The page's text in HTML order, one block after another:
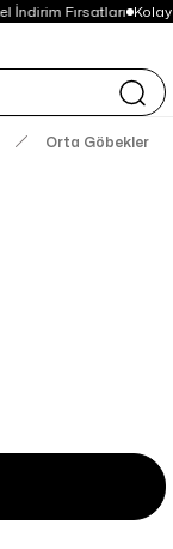
İndirim Fırsatları Kolay
Orta Göbekler